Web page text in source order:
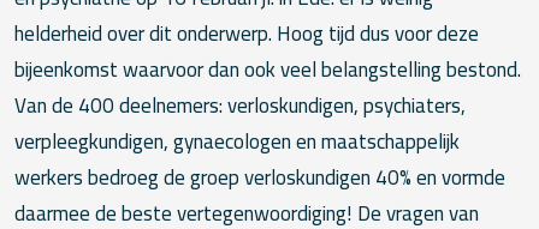
helderheid over dit onderwerp. Hoog tijd dus voor deze
bijeenkomst waarvoor dan ook veel belangstelling bestond.
Van de 400 deelnemers: verloskundigen, psychiaters,
verpleegkundigen, gynaecologen en maatschappelijk
werkers bedroeg de groep verloskundigen 40% en vormde
daarmee de beste vertegenwoordiging! De vragen van